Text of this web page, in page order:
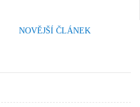
NOVĚJŠÍ ČLÁNEK